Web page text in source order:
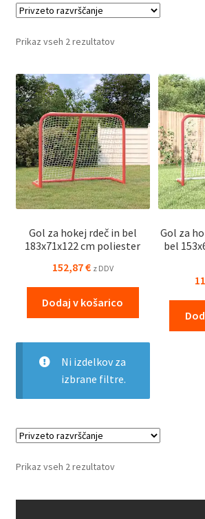
velikostmi, ki ustrezajo tako rekreativcem
izboljšati svojo tehniko in uživati v športu na
Prikaz vseh 2 rezultatov
Gol za hokej rdeč in bel
183x71x122 cm poliester
152,87€ z DDV
Dodaj v košarico
Gol za
bel
Ni izdelkov za
izbrane filtre.
Prikaz vseh 2 rezultatov